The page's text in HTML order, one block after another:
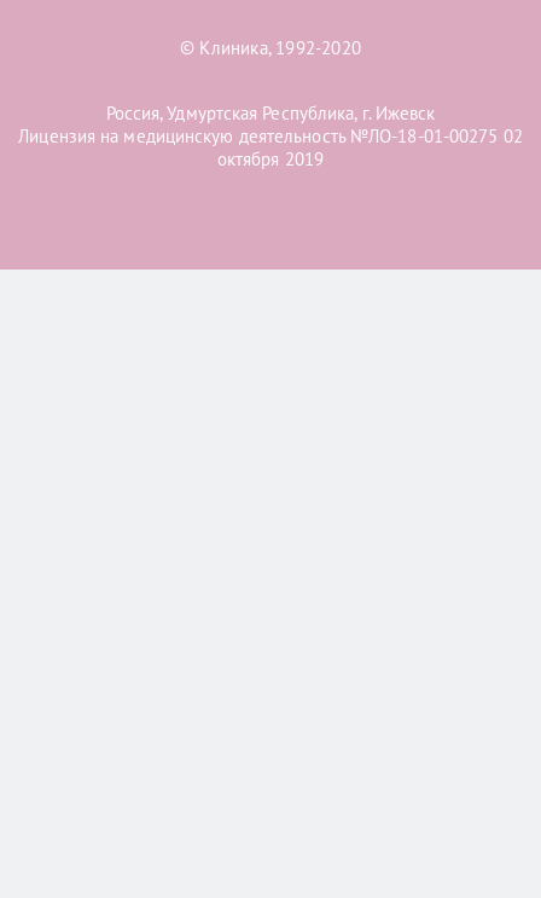
© Клиника, 1992-2020
Россия, Удмуртская Республика, г. Ижевск
Лицензия на медицинскую деятельность №ЛО-18-01-00275 02
октября 2019